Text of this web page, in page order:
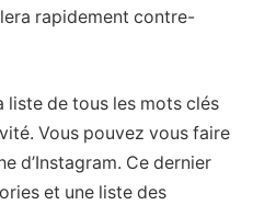
rapidement contre-
liste de tous les mots clés
Vous pouvez vous faire
d’Instagram. Ce dernier
et une liste des